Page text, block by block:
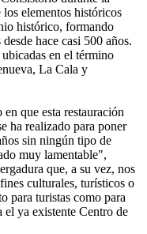
elementos históricos
histórico, formando
hace casi 500 años.
en el término
La Cala y
que esta restauración
ha realizado para poner
sin ningún tipo de
muy lamentable",
que, a su vez, nos
culturales, turísticos o
para turistas como para
el ya existente Centro de